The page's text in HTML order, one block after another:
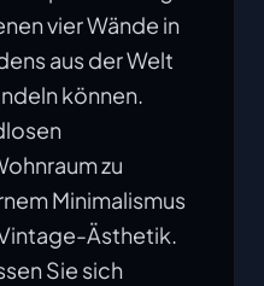
vier Wände in
aus der Welt
können.
zu
Minimalismus
Ästhetik.
Sie sich